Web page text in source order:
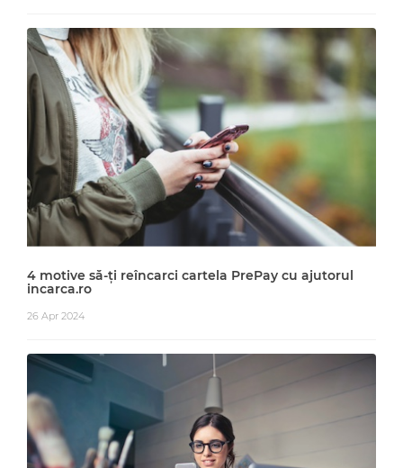
4 motive să-ți reîncarci cartela PrePay cu ajutorul
incarca.ro
26 Apr 2024